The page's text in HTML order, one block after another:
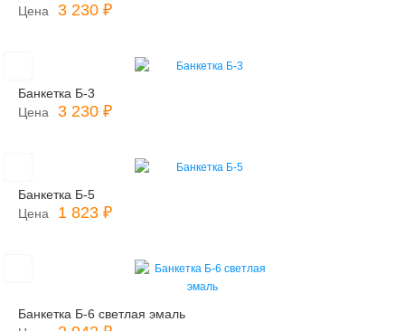
Цена
3 230 ₽
Банкетка Б-3
Цена
3 230 ₽
Банкетка Б-5
Цена
1 823 ₽
Банкетка Б-6 светлая эмаль